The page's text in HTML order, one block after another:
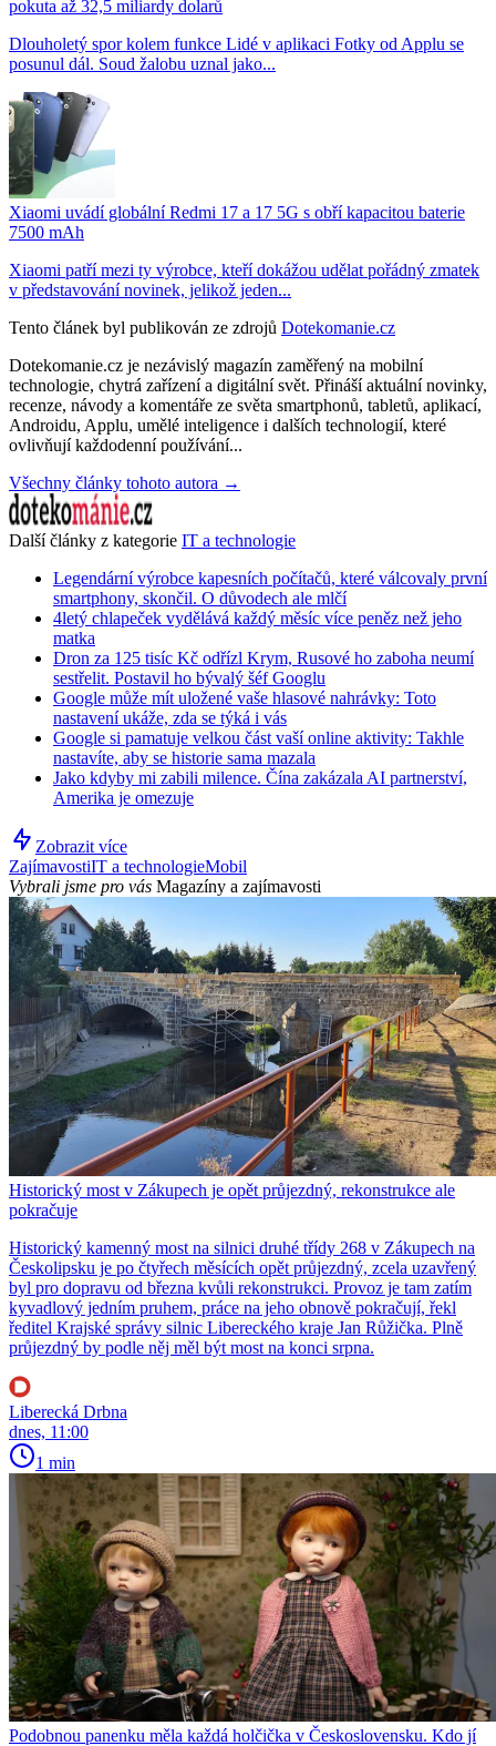
pokuta až 32,5 miliardy dolarů
Dlouholetý spor kolem funkce Lidé v aplikaci Fotky od Applu se
posunul dál. Soud žalobu uznal jako...
Xiaomi uvádí globální Redmi 17 a 17 5G s obří kapacitou baterie
7500 mAh
Xiaomi patří mezi ty výrobce, kteří dokážou udělat pořádný zmatek
v představování novinek, jelikož jeden...
Tento článek byl publikován ze zdrojů Dotekomanie.cz
Dotekomanie.cz je nezávislý magazín zaměřený na mobilní
technologie, chytrá zařízení a digitální svět. Přináší aktuální novinky,
recenze, návody a komentáře ze světa smartphonů, tabletů, aplikací,
Androidu, Applu, umělé inteligence i dalších technologií, které
ovlivňují každodenní používání...
Všechny články tohoto autora →
Další články z kategorie IT a technologie
Legendární výrobce kapesních počítačů, které válcovaly první
smartphony, skončil. O důvodech ale mlčí
4letý chlapeček vydělává každý měsíc více peněz než jeho
matka
Dron za 125 tisíc Kč odřízl Krym, Rusové ho zaboha neumí
sestřelit. Postavil ho bývalý šéf Googlu
Google může mít uložené vaše hlasové nahrávky: Toto
nastavení ukáže, zda se týká i vás
Google si pamatuje velkou část vaší online aktivity: Takhle
nastavíte, aby se historie sama mazala
Jako kdyby mi zabili milence. Čína zakázala AI partnerství,
Amerika je omezuje
Zobrazit více
ZajímavostiIT a technologieMobil
Vybrali jsme pro vás Magazíny a zajímavosti
Historický most v Zákupech je opět průjezdný, rekonstrukce ale
pokračuje
Historický kamenný most na silnici druhé třídy 268 v Zákupech na
Českolipsku je po čtyřech měsících opět průjezdný, zcela uzavřený
byl pro dopravu od března kvůli rekonstrukci. Provoz je tam zatím
kyvadlový jedním pruhem, práce na jeho obnově pokračují, řekl
ředitel Krajské správy silnic Libereckého kraje Jan Růžička. Plně
průjezdný by podle něj měl být most na konci srpna.
Liberecká Drbna
dnes, 11:00
1 min
Podobnou panenku měla každá holčička v Československu. Kdo jí